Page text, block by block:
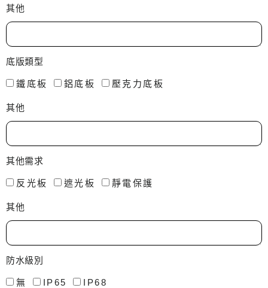
其他
底版類型
鐵底板 鋁底板 壓克力底板
其他
其他需求
反光板 遮光板 靜電保護
其他
防水級別
無 IP65 IP68